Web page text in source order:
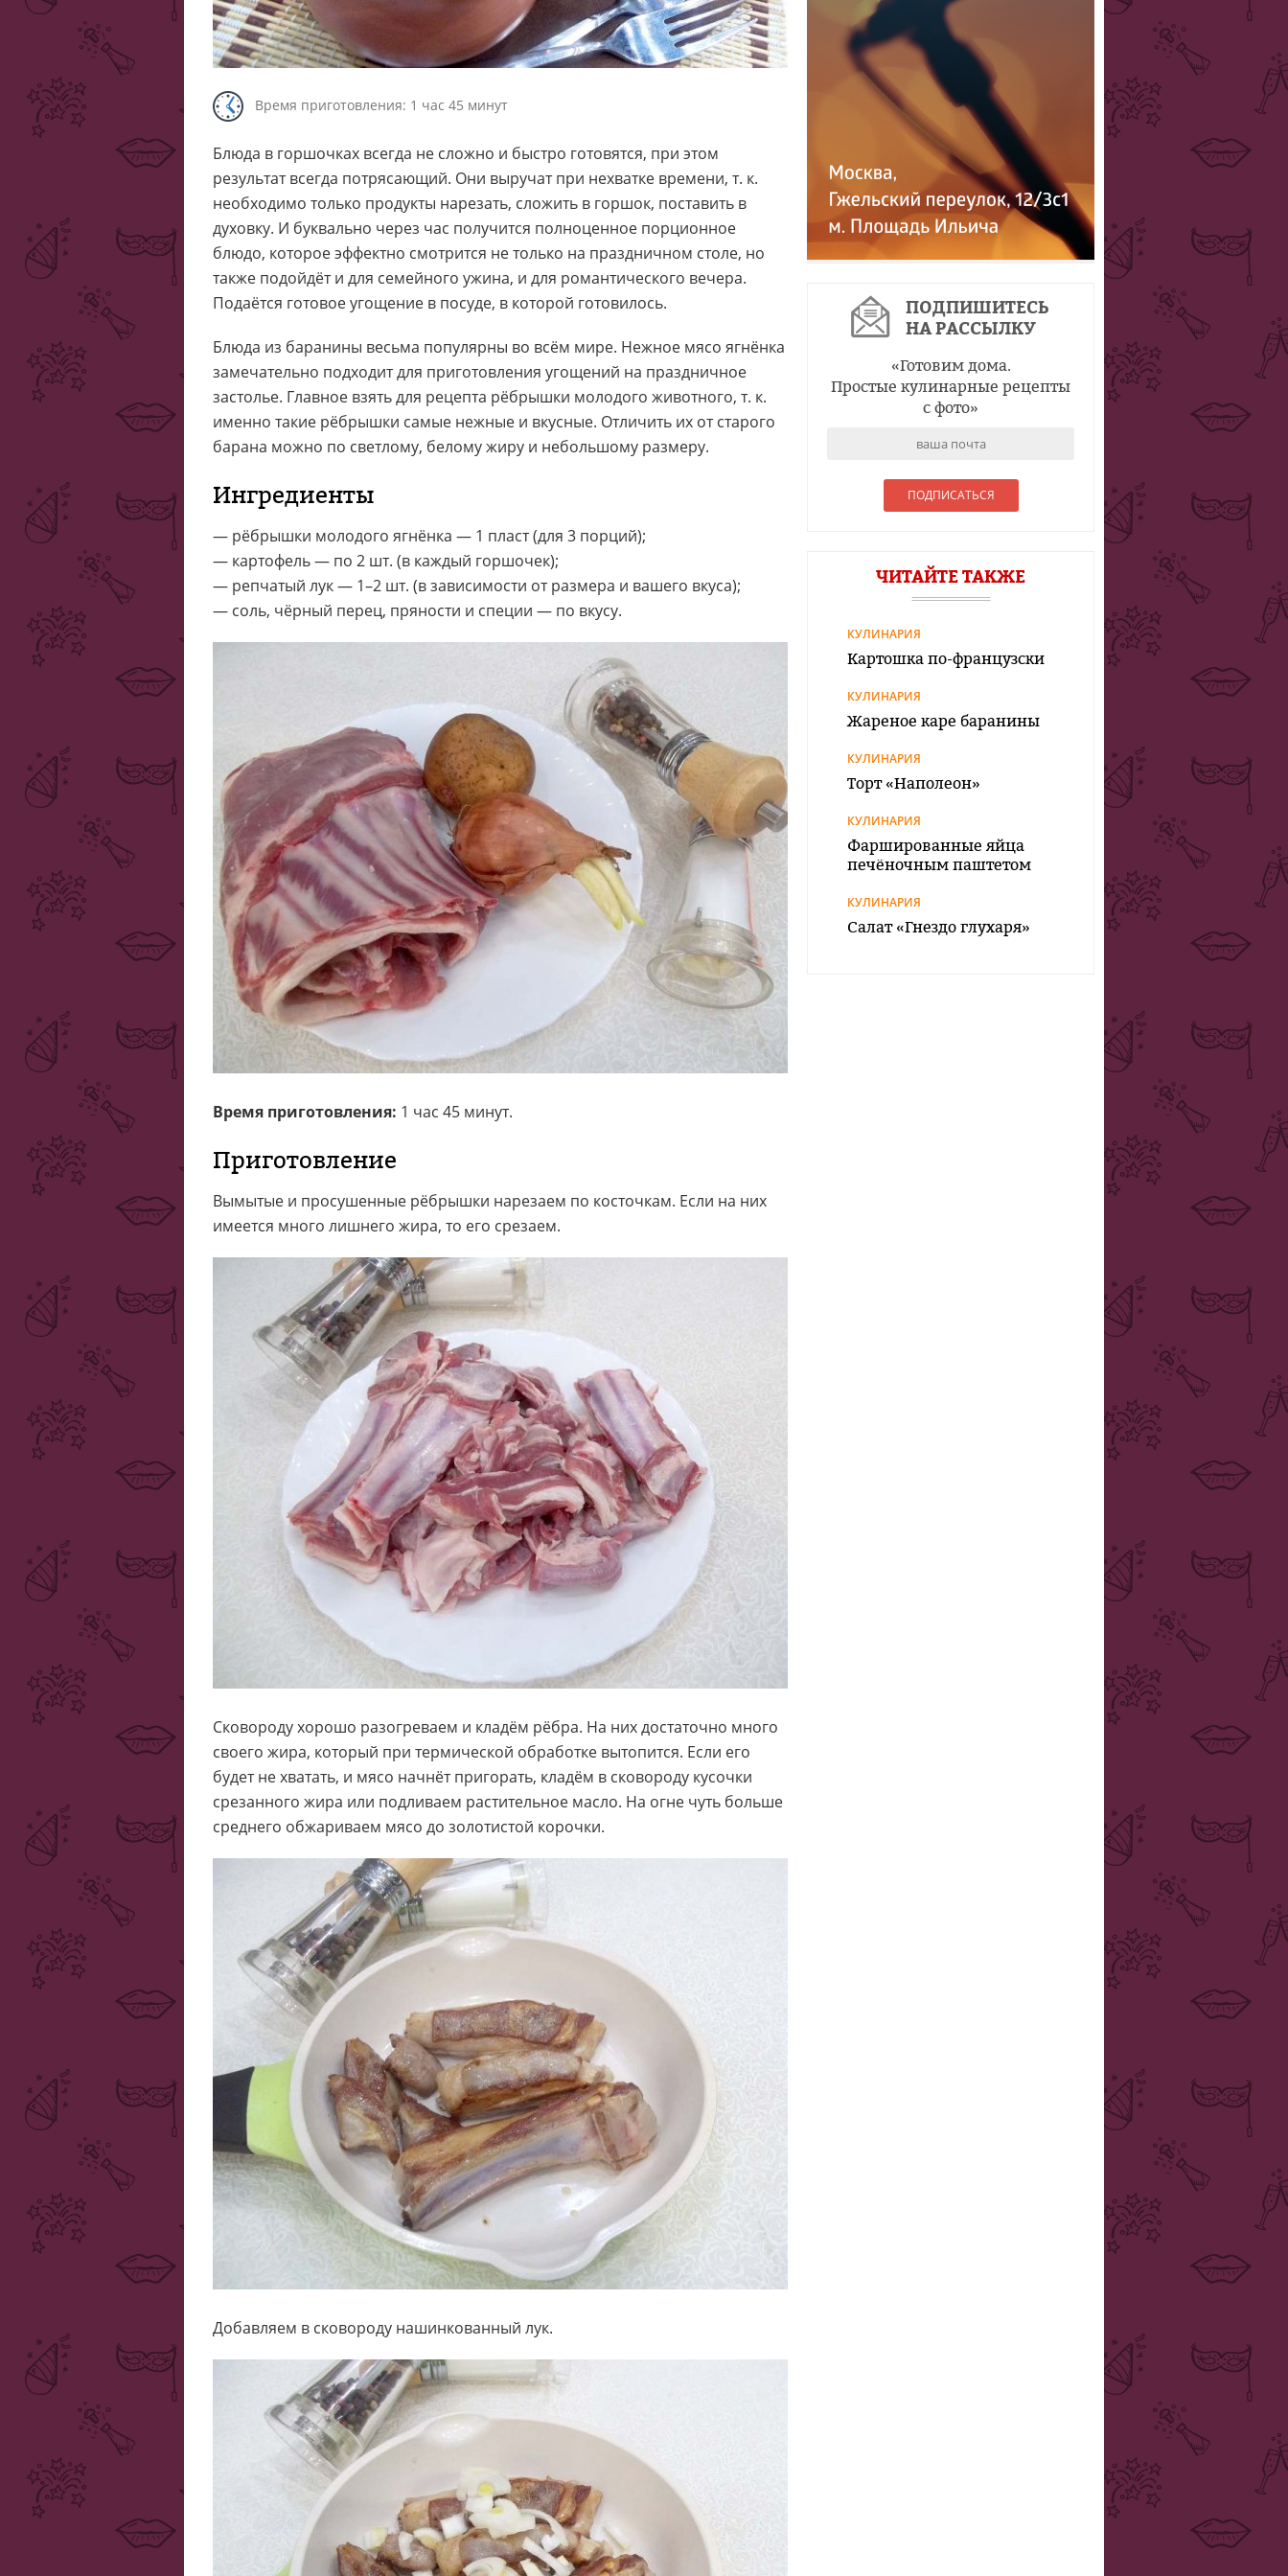
Время приготовления: 1 час 45 минут
Блюда в горшочках всегда не сложно и быстро готовятся, при этом
результат всегда потрясающий. Они выручат при нехватке времени, т. к.
необходимо только продукты нарезать, сложить в горшок, поставить в
духовку. И буквально через час получится полноценное порционное
блюдо, которое эффектно смотрится не только на праздничном столе, но
также подойдёт и для семейного ужина, и для романтического вечера.
Подаётся готовое угощение в посуде, в которой готовилось.
Блюда из баранины весьма популярны во всём мире. Нежное мясо ягнёнка
замечательно подходит для приготовления угощений на праздничное
застолье. Главное взять для рецепта рёбрышки молодого животного, т. к.
именно такие рёбрышки самые нежные и вкусные. Отличить их от старого
барана можно по светлому, белому жиру и небольшому размеру.
Ингредиенты
— рёбрышки молодого ягнёнка — 1 пласт (для 3 порций);
— картофель — по 2 шт. (в каждый горшочек);
— репчатый лук — 1–2 шт. (в зависимости от размера и вашего вкуса);
— соль, чёрный перец, пряности и специи — по вкусу.
Время приготовления: 1 час 45 минут.
Приготовление
Вымытые и просушенные рёбрышки нарезаем по косточкам. Если на них
имеется много лишнего жира, то его срезаем.
Сковороду хорошо разогреваем и кладём рёбра. На них достаточно много
своего жира, который при термической обработке вытопится. Если его
будет не хватать, и мясо начнёт пригорать, кладём в сковороду кусочки
срезанного жира или подливаем растительное масло. На огне чуть больше
среднего обжариваем мясо до золотистой корочки.
Добавляем в сковороду нашинкованный лук.
ПОДПИШИТЕСЬ
НА РАССЫЛКУ
«Готовим дома.
Простые кулинарные рецепты
с фото»
ЧИТАЙТЕ ТАКЖЕ
КУЛИНАРИЯ
Картошка по-французски
КУЛИНАРИЯ
Жареное каре баранины
КУЛИНАРИЯ
Торт «Наполеон»
КУЛИНАРИЯ
Фаршированные яйца
печёночным паштетом
КУЛИНАРИЯ
Салат «Гнездо глухаря»